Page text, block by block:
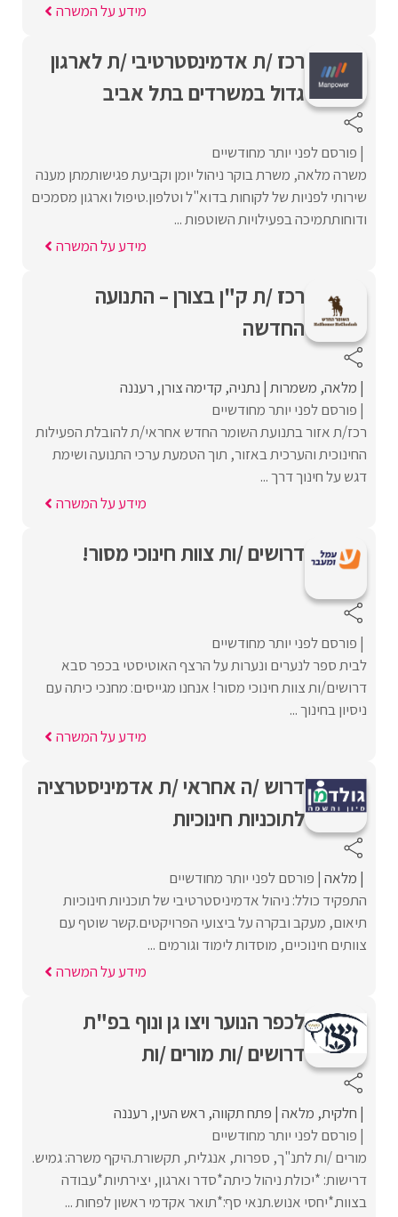
מידע על המשרה
רכז /ת אדמינסטרטיבי /ת לארגון
גדול במשרדים בתל אביב
פורסם לפני יותר מחודשיים
משרה מלאה, משרת בוקר ניהול יומן וקביעת פגישותמתן מענה
שירותי לפניות של לקוחות בדוא"ל וטלפון.טיפול וארגון מסמכים
ודוחותתמיכה בפעילויות השוטפות ...
מידע על המשרה
רכז /ת ק"ן בצורן – התנועה
החדשה
מלאה משמרות נתניה קדימה צורן רעננה
פורסם לפני יותר מחודשיים
רכז/ת אזור בתנועת השומר החדש אחראי/ת להובלת הפעילות
החינוכית והערכית באזור, תוך הטמעת ערכי התנועה ושימת
דגש על חינוך דרך ...
מידע על המשרה
דרושים /ות צוות חינוכי מסור!
פורסם לפני יותר מחודשיים
לבית ספר לנערים ונערות על הרצף האוטיסטי בכפר סבא
דרושים/ות צוות חינוכי מסור! אנחנו מגייסים: מחנכי כיתה עם
ניסיון בחינוך ...
מידע על המשרה
דרוש /ה אחראי /ת אדמיניסטרציה
לתוכניות חינוכיות
מלאה פורסם לפני יותר מחודשיים
התפקיד כולל: ניהול אדמיניסטרטיבי של תוכניות חינוכיות
תיאום, מעקב ובקרה על ביצועי הפרויקטים.קשר שוטף עם
צוותים חינוכיים, מוסדות לימוד וגורמים ...
מידע על המשרה
לכפר הנוער ויצו גן ונוף בפ"ת
דרושים /ות מורים /ות
חלקית מלאה פתח תקווה ראש העין רעננה
פורסם לפני יותר מחודשיים
מורים /ות לתנ"ך, ספרות, אנגלית, תקשורת.היקף משרה: גמיש.
דרישות: *יכולת ניהול כיתה.*סדר וארגון, יצירתיות.*עבודה
בצוות.*יחסי אנוש.תנאי סף:*תואר אקדמי ראשון לפחות ...